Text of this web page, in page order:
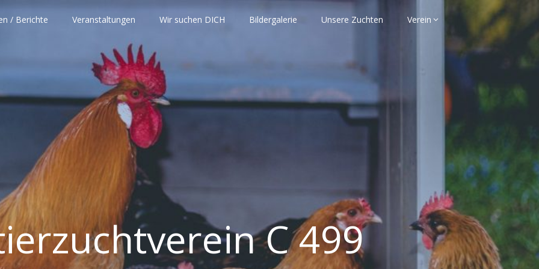
/ Berichte Veranstaltungen Wir suchen DICH Bildergalerie Unsere Zuchten Verein
C 499